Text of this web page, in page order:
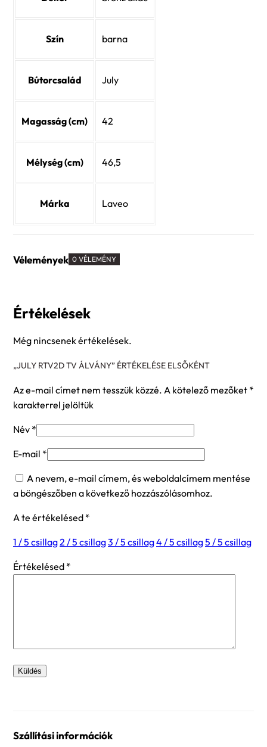
Szín barna
Bútorcsalád July
Magasság (cm) 42
Mélység (cm) 46,5
Márka Laveo
Vélemények 0 VÉLEMÉNY
Értékelések
Még nincsenek értékelések.
„JULY RTV2D TV ÁLVÁNY” ÉRTÉKELÉSE ELSŐKÉNT
Az e-mail címet nem tesszük közzé. A kötelező mezőket *
karakterrel jelöltük
Név *
E-mail *
A nevem, e-mail címem, és weboldalcímem mentése
a böngészőben a következő hozzászólásomhoz.
A te értékelésed *
1 / 5 csillag2 / 5 csillag3 / 5 csillag4 / 5 csillag5 / 5 csillag
Értékelésed *
Szállítási információk